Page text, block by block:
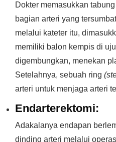
Dokter memasukkan
bagian arteri yang
melalui kateter itu,
memiliki balon kempis di
digembungkan, menekan
Setelahnya, sebuah ring
arteri untuk menjaga arteri
Endarterektomi:
Adakalanya endapan
dinding arteri melalui